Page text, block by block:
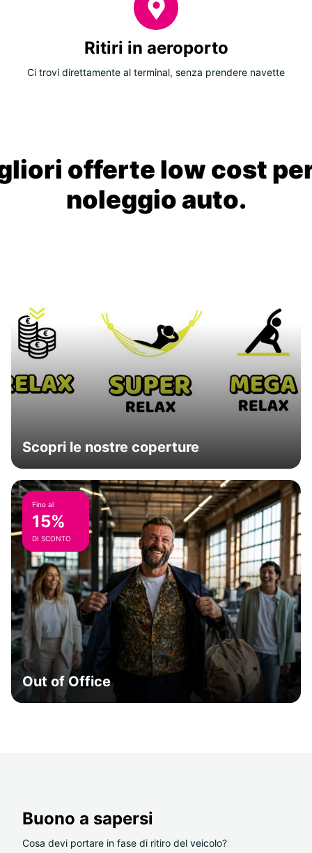
Ritiri in aeroporto
Ci trovi direttamente al terminal, senza prendere navette
offerte low cost
noleggio auto.
Scopri le nostre coperture
Fino al
15%
DI SCONTO
Out of Office
Buono a sapersi
Cosa devi portare in fase di ritiro del veicolo?